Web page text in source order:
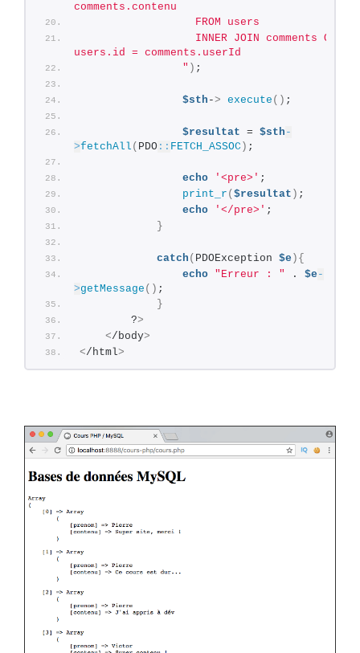
comments.contenu
                  FROM users
                  INNER JOIN comments ON
users.id = comments.userId
                "
) ;
$sth -> execute () ;
$resultat = $sth -
>fetchAll ( PDO :: FETCH_ASSOC ) ;
echo '<pre>' ;
print_r ( $resultat ) ;
echo
'</pre>' ;
}
catch ( PDOException $e ){
echo "Erreur : " . $e -
>getMessage () ;
}
        ?
>
</body>
</html>